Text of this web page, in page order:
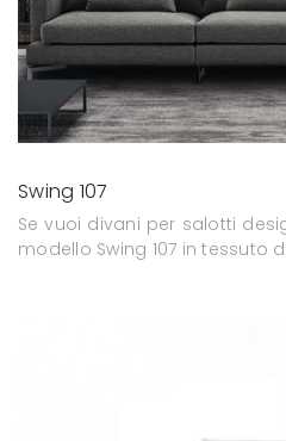
Swing 107
Se vuoi divani per salotti
modello Swing 107 in tessuto